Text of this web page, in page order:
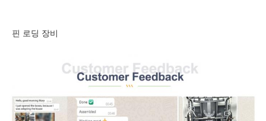
핀 로딩 장비